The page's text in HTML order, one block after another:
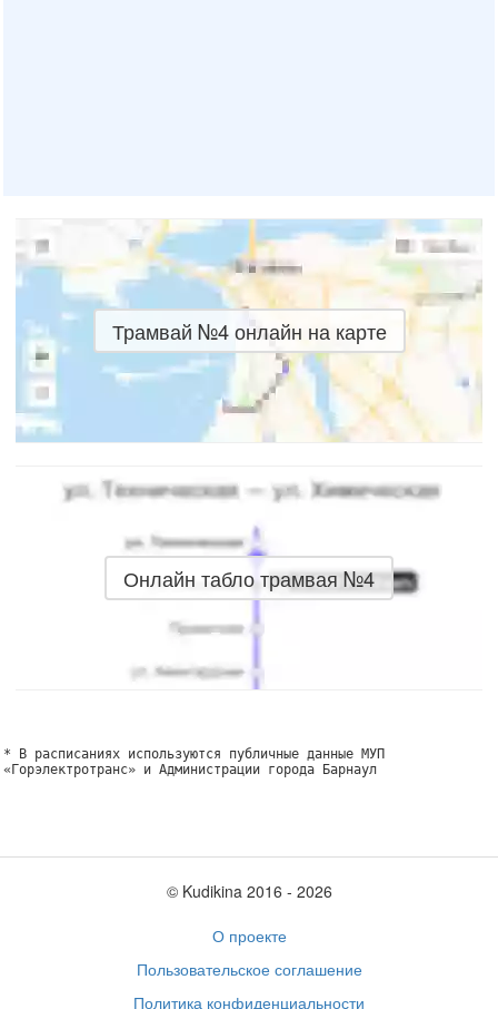
Трамвай №4 онлайн на карте
Онлайн табло трамвая №4
* В расписаниях используются публичные данные МУП
«Горэлектротранс» и Администрации города Барнаул
© Kudikina 2016 ‐ 2026
О проекте
Пользовательское соглашение
Политика конфиденциальности